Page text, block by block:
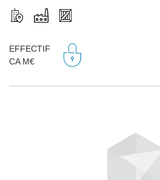
EFFECTIF
CA M€